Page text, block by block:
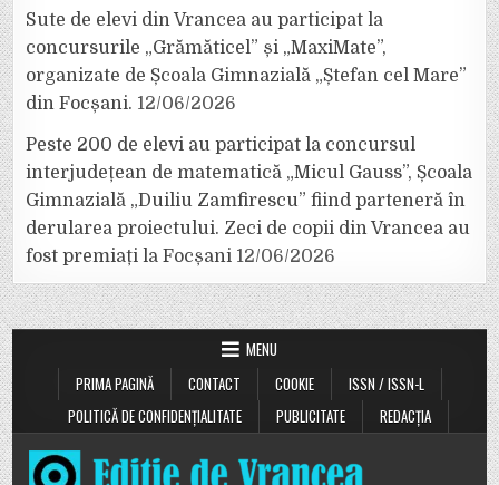
Sute de elevi din Vrancea au participat la
concursurile „Grămăticel” și „MaxiMate”,
organizate de Școala Gimnazială „Ștefan cel Mare”
din Focșani. 12/06/2026
Peste 200 de elevi au participat la concursul
interjudețean de matematică „Micul Gauss”, Școala
Gimnazială „Duiliu Zamfirescu” fiind parteneră în
derularea proiectului. Zeci de copii din Vrancea au
fost premiați la Focșani 12/06/2026
MENU
PRIMA PAGINĂ
CONTACT COOKIE
ISSN / ISSN-L
POLITICĂ DE CONFIDENȚIALITATE
PUBLICITATE REDACȚIA